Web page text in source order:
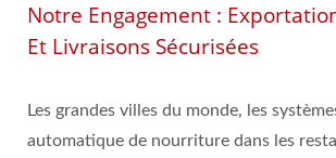
Notre Engagement :
Et Livraisons Sécurisées
Les grandes villes du monde, les
automatique de nourriture dans les